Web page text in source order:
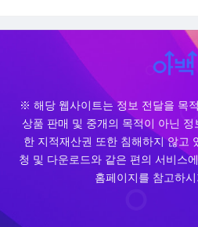
※ 해당 웹사이트는 정보 전달을 목
상품 판매 및 중개의 목적이 아닌 정
한 지적재산권 또한 침해하지 않고
청 및 다운로드와 같은 편의 서비스
홈페이지를 참고하